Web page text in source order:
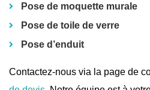
Pose de moquette murale
Pose de toile de verre
Pose d’enduit
Contactez-nous via la page de